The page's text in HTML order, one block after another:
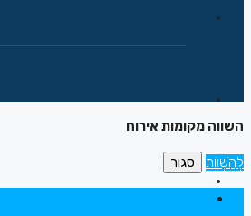
השווה מקומות אירוח
לְהַשְׁווֹת סגור